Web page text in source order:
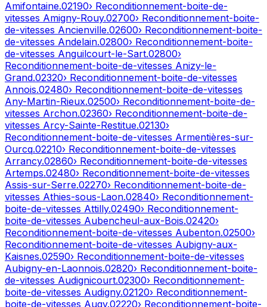
Amifontaine.02190› Reconditionnement-boite-de-
vitesses Amigny-Rouy.02700› Reconditionnement-boite-
de-vitesses Ancienville.02600› Reconditionnement-boite-
de-vitesses Andelain.02800› Reconditionnement-boite-
de-vitesses Anguilcourt-le-Sart.02800›
Reconditionnement-boite-de-vitesses Anizy-le-
Grand.02320› Reconditionnement-boite-de-vitesses
Annois.02480› Reconditionnement-boite-de-vitesses
Any-Martin-Rieux.02500› Reconditionnement-boite-de-
vitesses Archon.02360› Reconditionnement-boite-de-
vitesses Arcy-Sainte-Restitue.02130›
Reconditionnement-boite-de-vitesses Armentières-sur-
Ourcq.02210› Reconditionnement-boite-de-vitesses
Arrancy.02860› Reconditionnement-boite-de-vitesses
Artemps.02480› Reconditionnement-boite-de-vitesses
Assis-sur-Serre.02270› Reconditionnement-boite-de-
vitesses Athies-sous-Laon.02840› Reconditionnement-
boite-de-vitesses Attilly.02490› Reconditionnement-
boite-de-vitesses Aubencheul-aux-Bois.02420›
Reconditionnement-boite-de-vitesses Aubenton.02500›
Reconditionnement-boite-de-vitesses Aubigny-aux-
Kaisnes.02590› Reconditionnement-boite-de-vitesses
Aubigny-en-Laonnois.02820› Reconditionnement-boite-
de-vitesses Audignicourt.02300› Reconditionnement-
boite-de-vitesses Audigny.02120› Reconditionnement-
boite-de-vitesses Augy.02220› Reconditionnement-boite-